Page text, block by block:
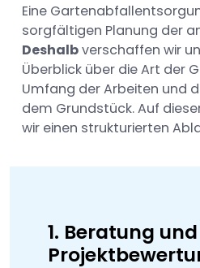
Eine
sorgfältigen Planung der
Deshalbverschaffen wir
Überblick über die Art der
Umfang der Arbeiten und
dem Grundstück. Auf
wir einen strukturierten
1. Beratung und